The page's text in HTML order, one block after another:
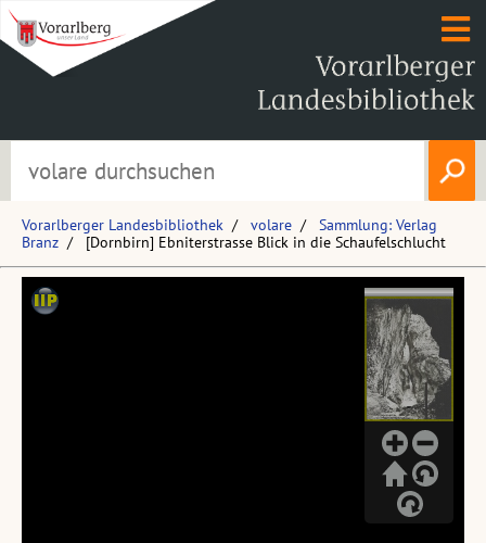
Vorarlberger Landesbibliothek volare
Sammlung: Verlag
Branz
[Dornbirn] Ebniterstrasse Blick in die Schaufelschlucht